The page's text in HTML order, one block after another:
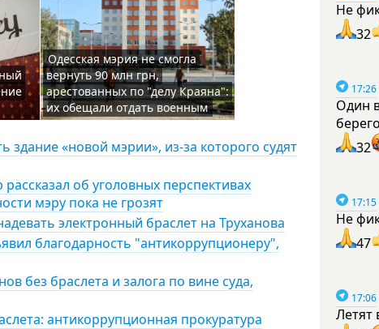
Одесская мэрия не смогла
вернуть 90 млн грн,
арестованных по "делу Краяна":
их обещали отдать военным
здание «новой мэрии», из-за которого судят
об уголовных перспективах
мэру пока не грозят
электронный браслет на Труханова
благодарность "антикоррупционеру",
без браслета и залога по вине суда,
антикоррупционная прокуратура
Не
32
17:26
Один
32
17:15
Не
47
17:06
Летят